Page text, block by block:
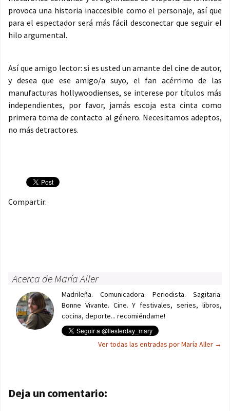
provoca una historia inaccesible como el personaje, así que
para el espectador será más fácil desconectar que seguir el
hilo argumental.
Así que amigo lector: si es usted un amante del cine de autor,
y desea que ese amigo/a suyo, el fan acérrimo de las
manufacturas hollywoodienses, se interese por títulos más
independientes, por favor, jamás escoja esta cinta como
primera toma de contacto al género. Necesitamos adeptos,
no más detractores.
Compartir:
Acerca de María Aller
Madrileña. Comunicadora. Periodista. Sagitaria.
Bonne Vivante. Cine. Y festivales, series, libros,
cocina, deporte... recomiéndame!
Ver todas las entradas por María Aller →
Navegación de entradas
Deja un comentario: